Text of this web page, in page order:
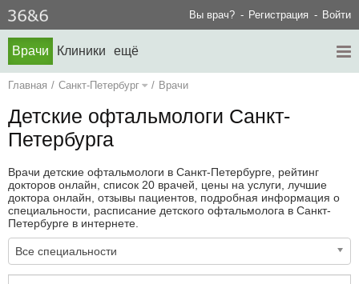
Вы врач? Регистрация Войти
Врачи Клиники ещё
Главная / Санкт-Петербург / Врачи
Детские офтальмологи Санкт-
Петербурга
Врачи детские офтальмологи в Санкт-Петербурге, рейтинг
докторов онлайн, список 20 врачей, цены на услуги, лучшие
доктора онлайн, отзывы пациентов, подробная информация о
специальности, расписание детского офтальмолога в Санкт-
Петербурге в интернете.
Все специальности